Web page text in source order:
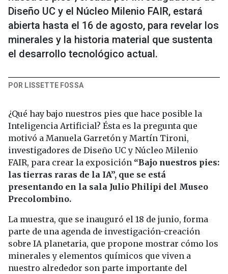
Diseño UC y el Núcleo Milenio FAIR, estará
abierta hasta el 16 de agosto, para revelar los
minerales y la historia material que sustenta
el desarrollo tecnológico actual.
POR LISSETTE FOSSA
¿Qué hay bajo nuestros pies que hace posible la
Inteligencia Artificial? Ésta es la pregunta que
motivó a Manuela Garretón y Martín Tironi,
investigadores de Diseño UC y Núcleo Milenio
FAIR, para crear la exposición “Bajo nuestros pies:
las tierras raras de la IA”, que se está
presentando en la sala Julio Philipi del Museo
Precolombino.
La muestra, que se inauguró el 18 de junio, forma
parte de una agenda de investigación-creación
sobre IA planetaria, que propone mostrar cómo los
minerales y elementos químicos que viven a
nuestro alrededor son parte importante del